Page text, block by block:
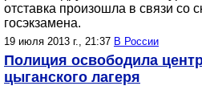
отставка произошла в связи со
госэкзамена.
19 июля 2013 г., 21:37 В России
Полиция освободила
цыганского лагеря